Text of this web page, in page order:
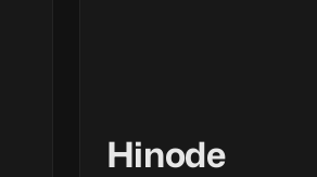
Hinode